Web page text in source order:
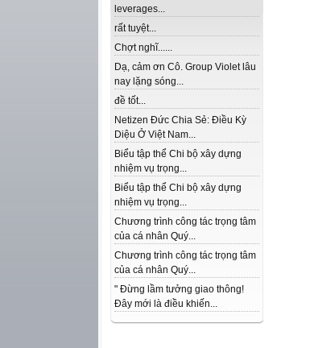
leverages...
rất tuyệt...
Chợt nghĩ......
Dạ, cảm ơn Cô. Group Violet lâu
nay lặng sóng...
đề tốt...
Netizen Đức Chia Sẻ: Điều Kỳ
Diệu Ở Việt Nam...
Biểu tập thể Chi bộ xây dựng
nhiệm vụ trọng...
Biểu tập thể Chi bộ xây dựng
nhiệm vụ trọng...
Chương trình công tác trọng tâm
của cá nhân Quý...
Chương trình công tác trọng tâm
của cá nhân Quý...
" Đừng lầm tưởng giao thông!
Đây mới là điều khiến...